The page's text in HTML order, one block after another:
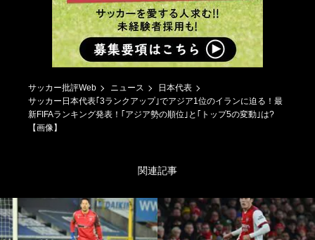
サッカー批評Web ニュース
日本代表
サッカー日本代表｢3ランクアップ｣でアジア1位のイランに迫る！最
新FIFAランキング発表！｢アジア勢の順位｣と｢トップ5の変動｣は?
【画像】
関連記事